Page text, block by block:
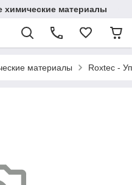
химические материалы
материалы Roxtec -